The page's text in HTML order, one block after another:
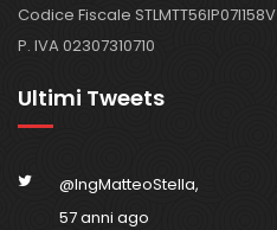
Codice Fiscale STLMTT56IP07I158V
P. IVA 02307310710
Ultimi Tweets
@IngMatteoStella,
57 anni ago